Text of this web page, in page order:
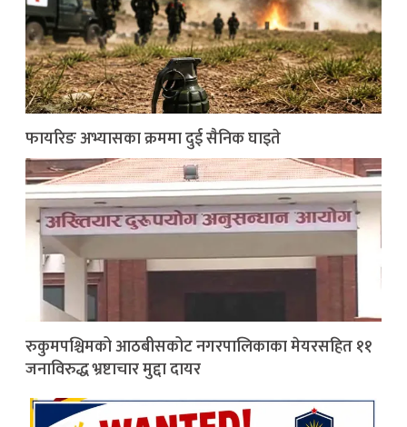
फायरिङ अभ्यासका क्रममा दुई सैनिक घाइते
रुकुमपश्चिमको आठबीसकोट नगरपालिकाका मेयरसहित ११
जनाविरुद्ध भ्रष्टाचार मुद्दा दायर